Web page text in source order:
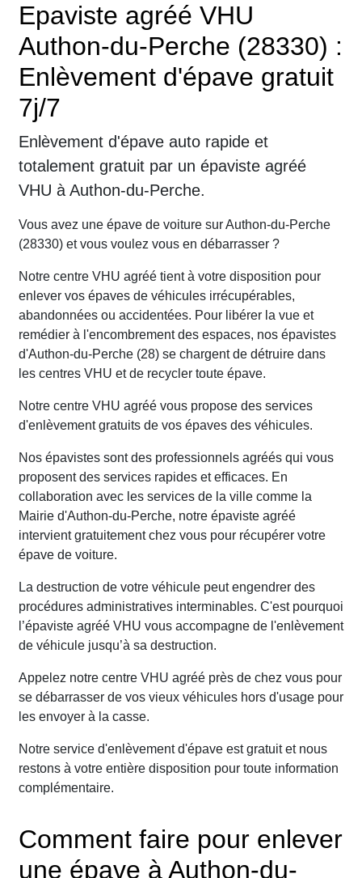
Epaviste agréé VHU
Authon-du-Perche (28330) :
Enlèvement d'épave gratuit
7j/7
Enlèvement d'épave auto rapide et
totalement gratuit par un épaviste agréé
VHU à Authon-du-Perche.
Vous avez une épave de voiture sur Authon-du-Perche
(28330) et vous voulez vous en débarrasser ?
Notre centre VHU agréé tient à votre disposition pour
enlever vos épaves de véhicules irrécupérables,
abandonnées ou accidentées. Pour libérer la vue et
remédier à l'encombrement des espaces, nos épavistes
d'Authon-du-Perche (28) se chargent de détruire dans
les centres VHU et de recycler toute épave.
Notre centre VHU agréé vous propose des services
d'enlèvement gratuits de vos épaves des véhicules.
Nos épavistes sont des professionnels agréés qui vous
proposent des services rapides et efficaces. En
collaboration avec les services de la ville comme la
Mairie d'Authon-du-Perche, notre épaviste agréé
intervient gratuitement chez vous pour récupérer votre
épave de voiture.
La destruction de votre véhicule peut engendrer des
procédures administratives interminables. C'est pourquoi
l’épaviste agréé VHU vous accompagne de l'enlèvement
de véhicule jusqu’à sa destruction.
Appelez notre centre VHU agréé près de chez vous pour
se débarrasser de vos vieux véhicules hors d'usage pour
les envoyer à la casse.
Notre service d'enlèvement d'épave est gratuit et nous
restons à votre entière disposition pour toute information
complémentaire.
Comment faire pour enlever
une épave à Authon-du-